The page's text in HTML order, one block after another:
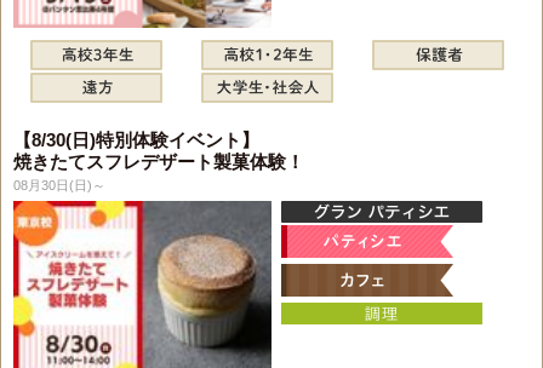
【8/30(日)特別体験イベント】
焼きたてスフレデザート製菓体験！
08月30日(日)～